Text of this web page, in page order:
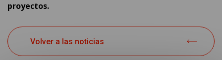
proyectos.
Volver a las noticias